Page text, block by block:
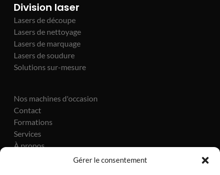
Gérer le consentement
Division laser
Lasers de découpe
Lasers de nettoyage
Lasers de marquage
Lasers de soudure
Solutions sur-mesure
Nos machines d'occasion
Contact
Formations
Services
À propos